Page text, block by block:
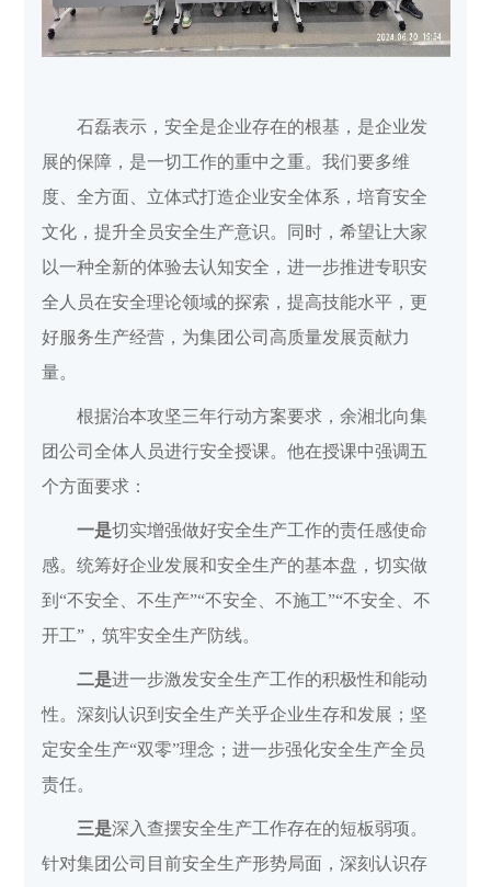
石磊表示，安全是企业存在的根基，是企业发
展的保障，是一切工作的重中之重。我们要多维
度、全方面、立体式打造企业安全体系，培育安全
文化，提升全员安全生产意识。同时，希望让大家
以一种全新的体验去认知安全，进一步推进专职安
全人员在安全理论领域的探索，提高技能水平，更
好服务生产经营，为集团公司高质量发展贡献力
量。
根据治本攻坚三年行动方案要求，余湘北向集
团公司全体人员进行安全授课。他在授课中强调五
个方面要求：
一是切实增强做好安全生产工作的责任感使命
感。统筹好企业发展和安全生产的基本盘，切实做
到“不安全、不生产”“不安全、不施工”“不安全、不
开工”，筑牢安全生产防线。
二是进一步激发安全生产工作的积极性和能动
性。深刻认识到安全生产关乎企业生存和发展；坚
定安全生产“双零”理念；进一步强化安全生产全员
责任。
三是深入查摆安全生产工作存在的短板弱项。
针对集团公司目前安全生产形势局面，深刻认识存